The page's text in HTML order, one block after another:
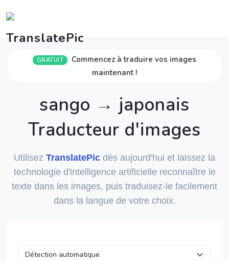
GRATUIT
Commencez à traduire vos images
maintenant !
sango → japonais
Traducteur d'images
Utilisez TranslatePic dès aujourd'hui et laissez la
technologie d'intelligence artificielle reconnaître le
texte dans les images, puis traduisez-le facilement
dans la langue de votre choix.